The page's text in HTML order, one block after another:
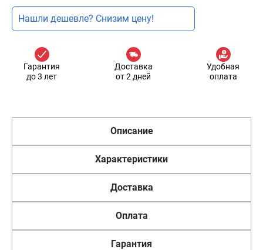
Нашли дешевле? Снизим цену!
Гарантия
до 3 лет
Доставка
от 2 дней
Удобная
оплата
Описание
Характеристики
Доставка
Оплата
Гарантия